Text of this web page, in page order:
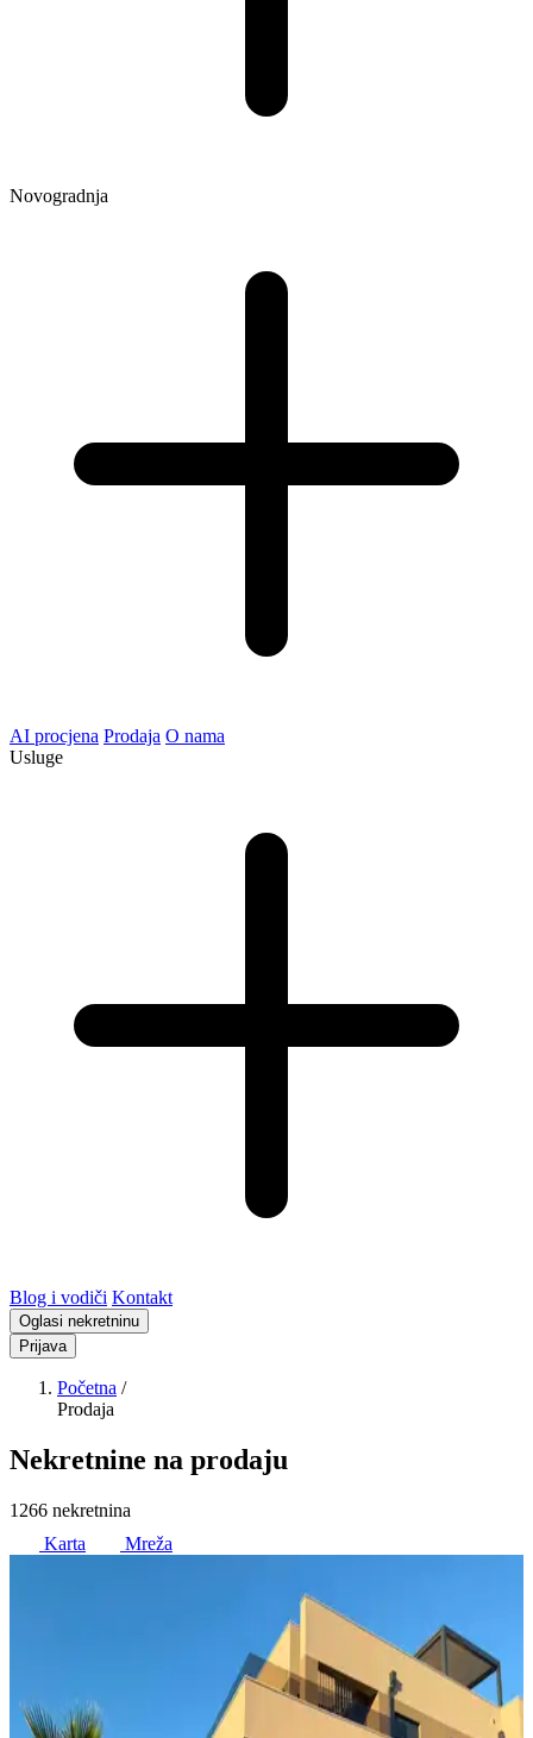
Novogradnja
AI procjena Prodaja O nama
Usluge
Blog i vodiči Kontakt
Oglasi nekretninu
Prijava
Početna /
Prodaja
Nekretnine na prodaju
1266 nekretnina
Karta
Mreža